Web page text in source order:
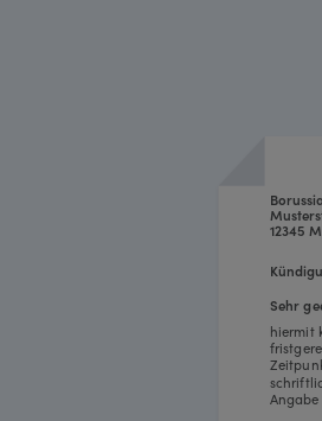
12345
hiermit
Sehr